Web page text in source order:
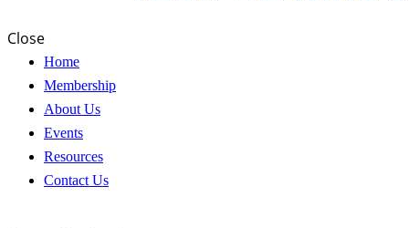
Close
Home
Membership
About Us
Events
Resources
Contact Us